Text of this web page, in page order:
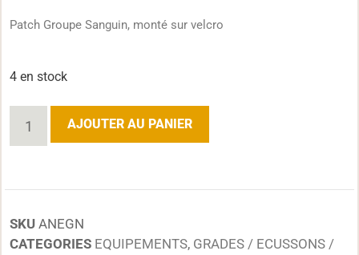
Patch Groupe Sanguin, monté sur velcro
4 en stock
AJOUTER AU PANIER
SKU ANEGN
CATEGORIES EQUIPEMENTS, GRADES / ECUSSONS /